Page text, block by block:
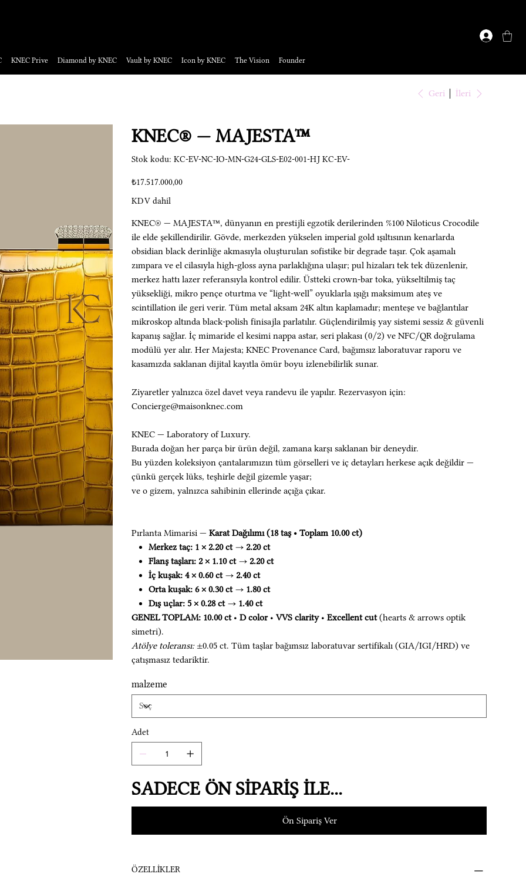
KNEC Prive Diamond by KNEC Vault by KNEC Icon by KNEC The Vision Founder
Geri İleri
KNEC® — MAJESTA™
Stok kodu: Stok
kodu:
NC-
IO-
001-
HJ
KC-
EV-
KC-EV-NC-IO-MN-G24-GLS-E02-001-HJ KC-EV-
Fiyat
₺17.517.000,00
KDV dahil
KNEC® — MAJESTA™, dünyanın en prestijli egzotik derilerinden %100 Niloticus Crocodile
ile elde şekillendirilir. Gövde, merkezden yükselen imperial gold ışıltısının kenarlarda
obsidian black derinliğe akmasıyla oluşturulan sofistike bir degrade taşır. Çok aşamalı
zımpara ve el cilasıyla high-gloss ayna parlaklığına ulaşır; pul hizaları tek tek düzenlenir,
merkez hattı lazer referansıyla kontrol edilir. Üstteki crown-bar toka, yükseltilmiş taç
yüksekliği, mikro pençe oturtma ve “light-well” oyuklarla ışığı maksimum ateş ve
scintillation ile geri verir. Tüm metal aksam 24K altın kaplamadır; menteşe ve bağlantılar
mikroskop altında black-polish finisajla parlatılır. Güçlendirilmiş yay sistemi sessiz & güvenli
kapanış sağlar. İç mimaride el kesimi nappa astar, seri plakası (0/2) ve NFC/QR doğrulama
modülü yer alır. Her Majesta; KNEC Provenance Card, bağımsız laboratuvar raporu ve
kasamızda saklanan dijital kayıtla ömür boyu izlenebilirlik sunar.
Ziyaretler yalnızca özel davet veya randevu ile yapılır. Rezervasyon için:
Concierge@maisonknec.com
KNEC — Laboratory of Luxury.
Burada doğan her parça bir ürün değil, zamana karşı saklanan bir deneydir.
Bu yüzden koleksiyon çantalarımızın tüm görselleri ve iç detayları herkese açık değildir —
çünkü gerçek lüks, teşhirle değil gizemle yaşar;
ve o gizem, yalnızca sahibinin ellerinde açığa çıkar.
Pırlanta Mimarisi — Karat Dağılımı (18 taş • Toplam 10.00 ct)
Merkez taç: 1 × 2.20 ct→ 2.20 ct
Flanş taşları: 2 × 1.10 ct→ 2.20 ct
İç kuşak: 4 × 0.60 ct→ 2.40 ct
Orta kuşak: 6 × 0.30 ct→ 1.80 ct
Dış uçlar: 5 × 0.28 ct→ 1.40 ct
GENEL TOPLAM: 10.00 ct• D color• VVS clarity• Excellent cut(hearts & arrows optik
simetri).
Atölye toleransı:±0.05 ct. Tüm taşlar bağımsız laboratuvar sertifikalı (GIA/IGI/HRD) ve
çatışmasız tedariktir.
malzeme
Adet
SADECE ÖN SİPARİŞ İLE...
Ön Sipariş Ver
ÖZELLİKLER